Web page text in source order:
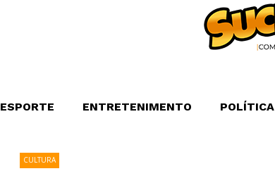
ESPORTE ENTRETENIMENTO POLÍTICA
CULTURA